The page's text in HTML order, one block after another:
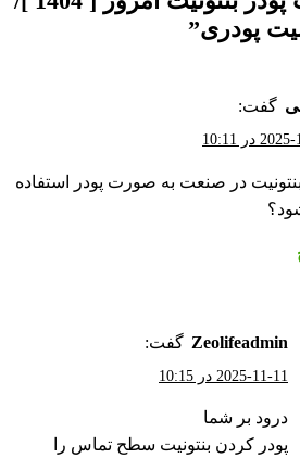
پودری”
گفت:
در 10:11
در صنعت به صورت پودر استفاده
zeolifeadmin گفت:
2025-11-11 در 10:15
درود بر شما
پودر کردن بنتونیت سطح تماس را